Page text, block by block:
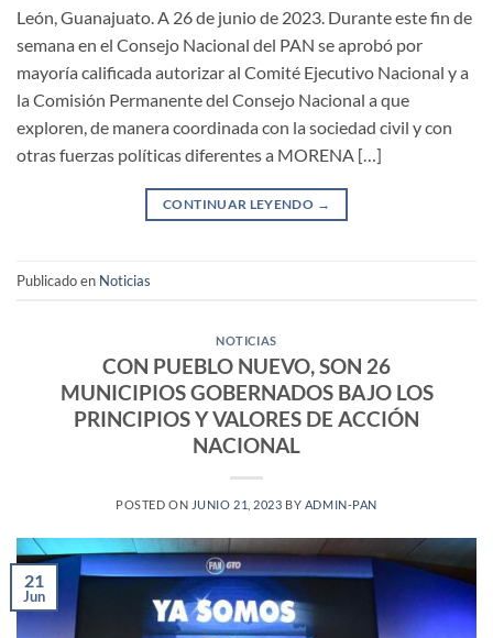
León, Guanajuato. A 26 de junio de 2023. Durante este fin de
semana en el Consejo Nacional del PAN se aprobó por
mayoría calificada autorizar al Comité Ejecutivo Nacional y a
la Comisión Permanente del Consejo Nacional a que
exploren, de manera coordinada con la sociedad civil y con
otras fuerzas políticas diferentes a MORENA […]
CONTINUAR LEYENDO →
Publicado en Noticias
NOTICIAS
CON PUEBLO NUEVO, SON 26
MUNICIPIOS GOBERNADOS BAJO LOS
PRINCIPIOS Y VALORES DE ACCIÓN
NACIONAL
POSTED ON JUNIO 21, 2023 BY ADMIN-PAN
21
Jun